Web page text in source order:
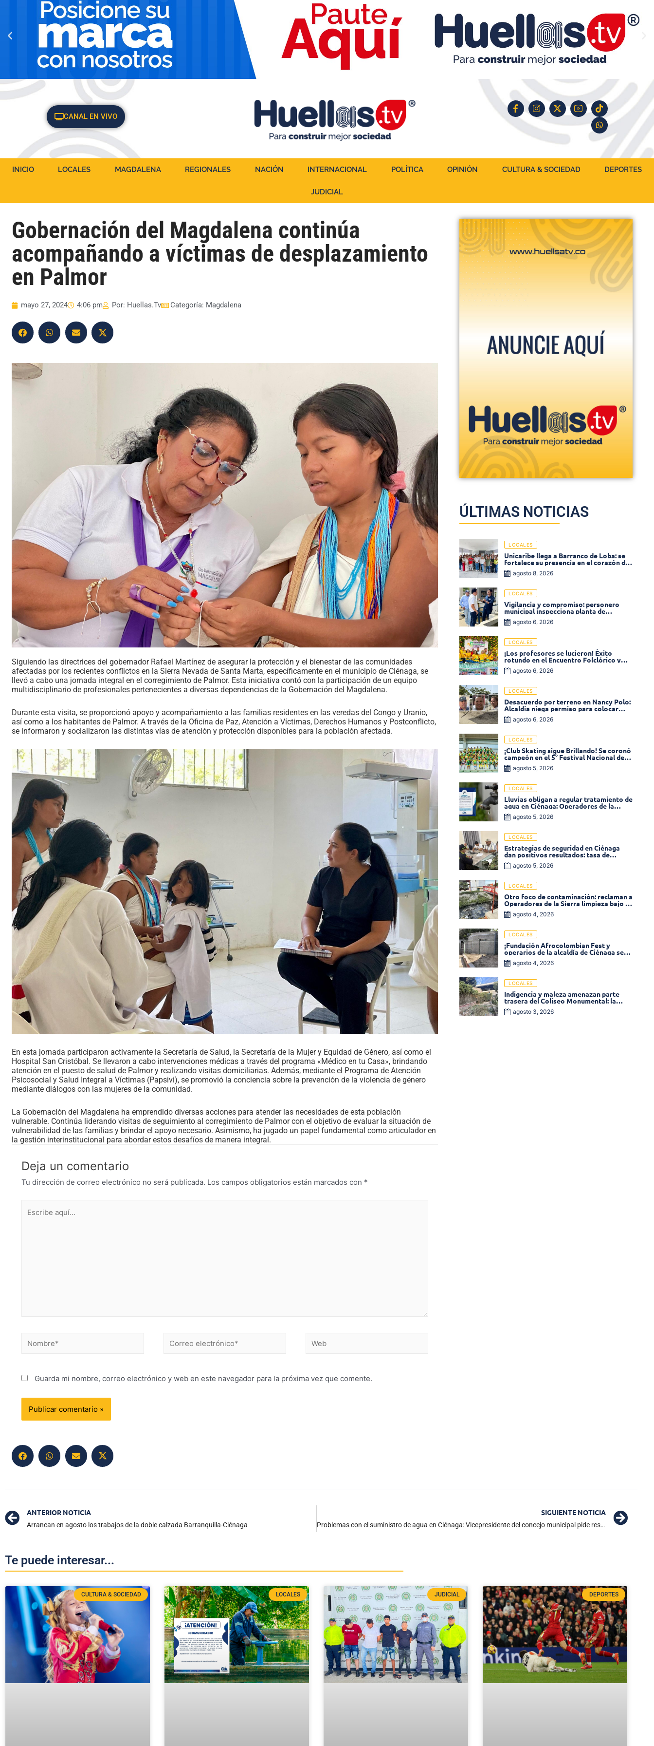
CANAL EN VIVO
INICIO LOCALES MAGDALENA REGIONALES NACIÓN INTERNACIONAL POLÍTICA OPINIÓN CULTURA & SOCIEDAD DEPORTES
JUDICIAL
Gobernación del Magdalena continúa
acompañando a víctimas de desplazamiento
en Palmor
mayo 27, 2024 4:06 pm Por: Huellas.Tv Categoría: Magdalena
Siguiendo las directrices del gobernador Rafael Martínez de asegurar la protección y el bienestar de las comunidades
afectadas por los recientes conflictos en la Sierra Nevada de Santa Marta, específicamente en el municipio de Ciénaga, se
llevó a cabo una jornada integral en el corregimiento de Palmor. Esta iniciativa contó con la participación de un equipo
multidisciplinario de profesionales pertenecientes a diversas dependencias de la Gobernación del Magdalena.
Durante esta visita, se proporcionó apoyo y acompañamiento a las familias residentes en las veredas del Congo y Uranio,
así como a los habitantes de Palmor. A través de la Oficina de Paz, Atención a Víctimas, Derechos Humanos y Postconflicto,
se informaron y socializaron las distintas vías de atención y protección disponibles para la población afectada.
En esta jornada participaron activamente la Secretaría de Salud, la Secretaría de la Mujer y Equidad de Género, así como el
Hospital San Cristóbal. Se llevaron a cabo intervenciones médicas a través del programa «Médico en tu Casa», brindando
atención en el puesto de salud de Palmor y realizando visitas domiciliarias. Además, mediante el Programa de Atención
Psicosocial y Salud Integral a Víctimas (Papsivi), se promovió la conciencia sobre la prevención de la violencia de género
mediante diálogos con las mujeres de la comunidad.
La Gobernación del Magdalena ha emprendido diversas acciones para atender las necesidades de esta población
vulnerable. Continúa liderando visitas de seguimiento al corregimiento de Palmor con el objetivo de evaluar la situación de
vulnerabilidad de las familias y brindar el apoyo necesario. Asimismo, ha jugado un papel fundamental como articulador en
la gestión interinstitucional para abordar estos desafíos de manera integral.
Deja un comentario
Tu dirección de correo electrónico no será publicada. Los campos obligatorios están marcados con *
Guarda mi nombre, correo electrónico y web en este navegador para la próxima vez que comente.
ÚLTIMAS NOTICIAS
LOCALES
Unicaribe llega a Barranco de Loba: se
fortalece su presencia en el corazón del
departamento de Bolívar
agosto 8, 2026
LOCALES
Vigilancia y compromiso: personero
municipal inspecciona planta de
tratamiento de agua
agosto 6, 2026
LOCALES
¡Los profesores se lucieron! Éxito
rotundo en el Encuentro Folclórico y
Cultural del Magisterio 2026 en Ciénaga
agosto 6, 2026
LOCALES
Desacuerdo por terreno en Nancy Polo:
Alcaldía niega permiso para colocar
venta de comidas
agosto 6, 2026
LOCALES
¡Club Skating sigue Brillando! Se coronó
campeón en el 5° Festival Nacional de
Patinaje «Soledad sobre Ruedas»
agosto 5, 2026
LOCALES
Lluvias obligan a regular tratamiento de
agua en Ciénaga: Operadores de la
Sierra anuncia baja presión en varios
sectores
agosto 5, 2026
LOCALES
Estrategias de seguridad en Ciénaga
dan positivos resultados: tasa de
homicidios disminuyó un 58% en 2026
agosto 5, 2026
LOCALES
Otro foco de contaminación: reclaman a
Operadores de la Sierra limpieza bajo el
puente de la calle 19 con carrera 11
agosto 4, 2026
LOCALES
¡Fundación Afrocolombian Fest y
operarios de la alcaldía de Ciénaga se
ponen la 10! Realizan limpieza de la
parte posterior del Coliseo
agosto 4, 2026
LOCALES
Indigencia y maleza amenazan parte
trasera del Coliseo Monumental: la
comunidad exige acción inmediata!
agosto 3, 2026
ANTERIOR NOTICIA
Arrancan en agosto los trabajos de la doble calzada Barranquilla-Ciénaga
SIGUIENTE NOTICIA
Problemas con el suministro de agua en Ciénaga: Vicepresidente del concejo municipal pide respuestas
Te puede interesar...
CULTURA & SOCIEDAD LOCALES JUDICIAL DEPORTES